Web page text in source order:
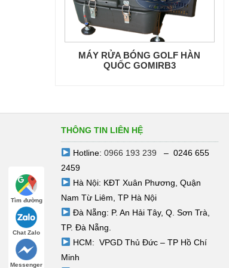
MÁY RỬA BÓNG GOLF HÀN
QUỐC GOMIRB3
THÔNG TIN LIÊN HỆ
Hotline: 0966 193 239 – 0246 655
2459
Hà Nội: KĐT Xuân Phương, Quận
Nam Từ Liêm, TP Hà Nội
Đà Nẵng: P. An Hải Tây, Q. Sơn Trà,
TP. Đà Nẵng.
HCM: VPGD Thủ Đức – TP Hồ Chí
Minh
Tìm đường
Chat Zalo
Messenger